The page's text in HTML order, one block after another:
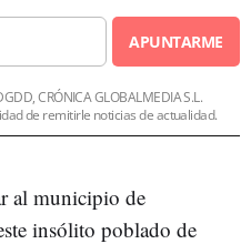
APUNTARME
CRÓNICA GLOBALMEDIA S.L.
de remitirle noticias de actualidad.
al municipio de
insólito poblado de